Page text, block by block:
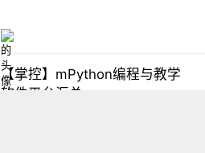
【掌控】mPython编程与教学
软件平台汇总